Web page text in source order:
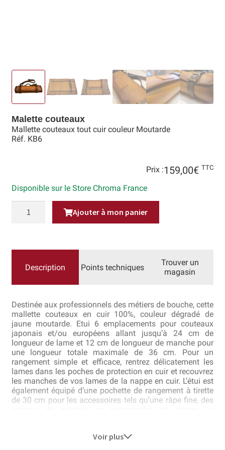
Mentions légales
Partenaires
Politique en matière de remboursements et de retours
Questions / Réponses
Questions-Réponses?
Revendeurs
Téléchargements
Thank you for booking
Tous les articles
Trouver mon couteau
Malette couteaux
Mallette couteaux tout cuir couleur Moutarde
Réf. KB6
Prix :159,00€ TTC
Disponible sur le Store Chroma France
COULEUR
Ajouter à mon panier
Description Points techniques
Trouver un
magasin
Destinée aux professionnels des métiers de bouche, cette
mallette couteaux en cuir 100%, couleur dégradé de
jaune moutarde. Etui 6 emplacements pour couteaux
japonais et/ou européens allant jusqu’à 24 cm de
longueur de lame et 12 cm de longueur de manche pour
une longueur totale maximale de 36 cm. Pour un
rangement simple et efficace, rentrez délicatement les
lames dans les poches de protection en cuir et recouvrez
les manches de vos lames de la nappe en cuir. L’étui est
également équipé d’une pochette de rangement à tirette
de 30 cm pour les accessoires tels qu’une râpe fine, des
Équipé d’une fermeture ceinture deux emplacements
Voir plus